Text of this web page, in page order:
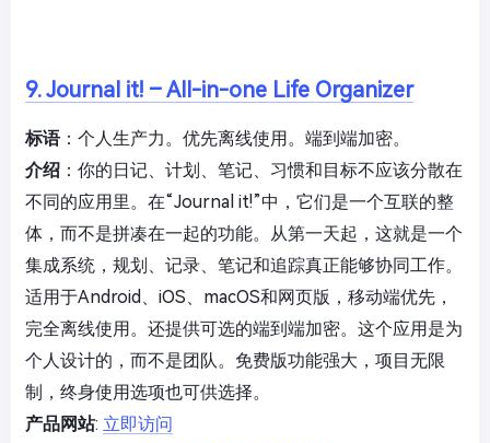
9. Journal it! – All-in-one Life Organizer
标语：个人生产力。优先离线使用。端到端加密。
介绍 ：你的日记、计划、笔记、习惯和目标不应该分散在
不同的应用里。在“Journal it!”中，它们是一个互联的整
体，而不是拼凑在一起的功能。从第一天起，这就是一个
集成系统，规划、记录、笔记和追踪真正能够协同工作。
适用于Android、iOS、macOS和网页版，移动端优先，
完全离线使用。还提供可选的端到端加密。这个应用是为
个人设计的，而不是团队。免费版功能强大，项目无限
制，终身使用选项也可供选择。
产品网站: 立即访问